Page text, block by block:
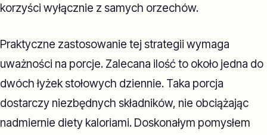
korzyści wyłącznie z samych orzechów.
Praktyczne zastosowanie tej strategii wymaga
uważności na porcje. Zalecana ilość to około jedna do
dwóch łyżek stołowych dziennie. Taka porcja
dostarczy niezbędnych składników, nie obciążając
nadmiernie diety kaloriami. Doskonałym pomysłem